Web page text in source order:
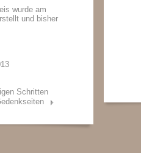
wurde am
und bisher
Schritten